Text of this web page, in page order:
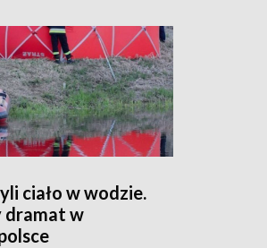
ciało w wodzie.
dramat w